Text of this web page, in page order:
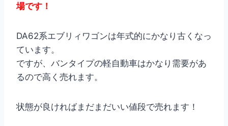
場です！
DA62系エブリィワゴンは年式的にかなり古くなっ
ています。
ですが、バンタイプの軽自動車はかなり需要があ
るので高く売れます。
状態が良ければまだまだいい値段で売れます！